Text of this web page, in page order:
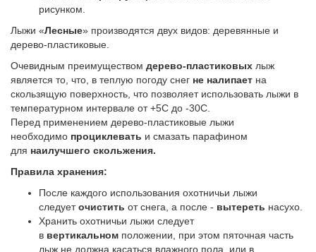
рисунком.
Лыжи «Лесные» производятся двух видов: деревянные и
дерево-пластиковые.
Очевидным преимуществом дерево-пластиковых лыж
является то, что, в теплую погоду снег не налипает на
скользящую поверхность, что позволяет использовать лыжи в
температурном интервале от +5С до -30С.
Перед применением дерево-пластиковые лыжи
необходимо проциклевать и смазать парафином
для наилучшего скольжения.
Правила хранения:
После каждого использования охотничьи лыжи
следуеточистить от снега, а после - вытереть насухо.
Хранить охотничьи лыжи следует
в вертикальном положении, при этом пяточная часть
лыж не должна касаться влажного пола, или в